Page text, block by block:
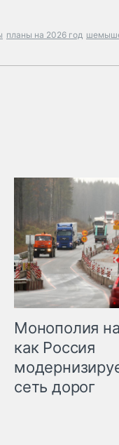
планы на 2026 год
Монополия
как Россия
сеть дорог